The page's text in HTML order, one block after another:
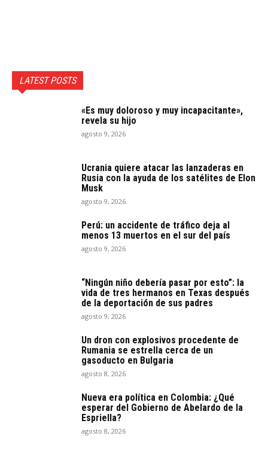
LATEST POSTS
«Es muy doloroso y muy incapacitante»,
revela su hijo
agosto 9, 2026
Ucrania quiere atacar las lanzaderas en
Rusia con la ayuda de los satélites de Elon
Musk
agosto 9, 2026
Perú: un accidente de tráfico deja al
menos 13 muertos en el sur del país
agosto 9, 2026
“Ningún niño debería pasar por esto”: la
vida de tres hermanos en Texas después
de la deportación de sus padres
agosto 9, 2026
Un dron con explosivos procedente de
Rumania se estrella cerca de un
gasoducto en Bulgaria
agosto 8, 2026
Nueva era política en Colombia: ¿Qué
esperar del Gobierno de Abelardo de la
Espriella?
agosto 8, 2026